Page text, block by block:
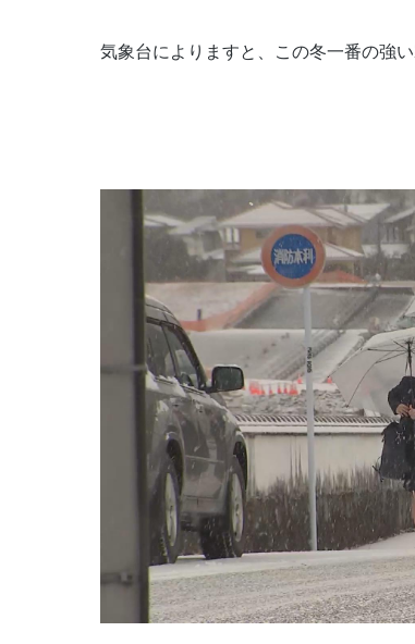
気象台によりますと、この冬一番の強